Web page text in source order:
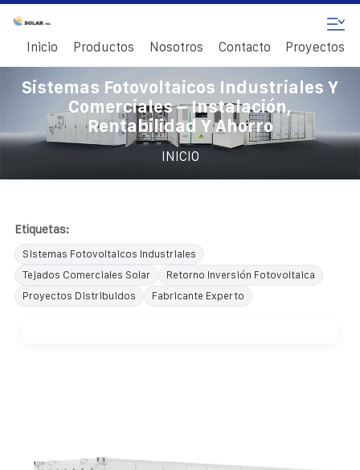
Inicio Productos Nosotros Contacto Proyectos
Sistemas Fotovoltaicos Industriales Y
Comerciales – Instalación,
Rentabilidad Y Ahorro
INICIO
Etiquetas:
Sistemas Fotovoltaicos Industriales
Tejados Comerciales Solar
Retorno Inversión Fotovoltaica
Proyectos Distribuidos
Fabricante Experto